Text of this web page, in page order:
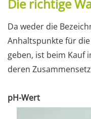
Die richtige
Da weder die
Anhaltspunkte für
geben, ist beim Kauf
deren
pH-Wert